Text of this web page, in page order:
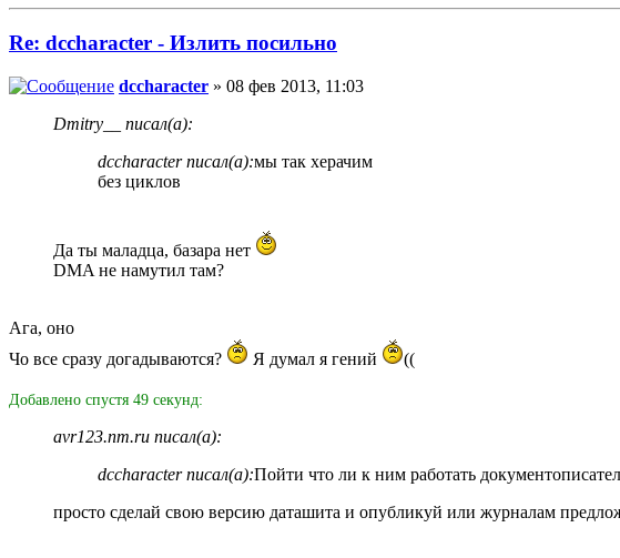
Re: dccharacter - Излить посильно
dccharacter » 08 фев 2013, 11:03
Dmitry__ писал(а):
dccharacter писал(а):мы так херачим
без циклов
Да ты маладца, базара нет
DMA не намутил там?
Ага, оно
Чо все сразу догадываются?
Я думал я гений ((
Добавлено спустя 49 секунд:
avr123.nm.ru писал(а):
dccharacter писал(а):Пойти что ли к ним работать
просто сделай свою версию даташита и опубликуй или журналам